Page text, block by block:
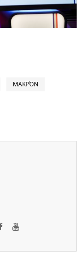
ΜΑΚΡΌΝ